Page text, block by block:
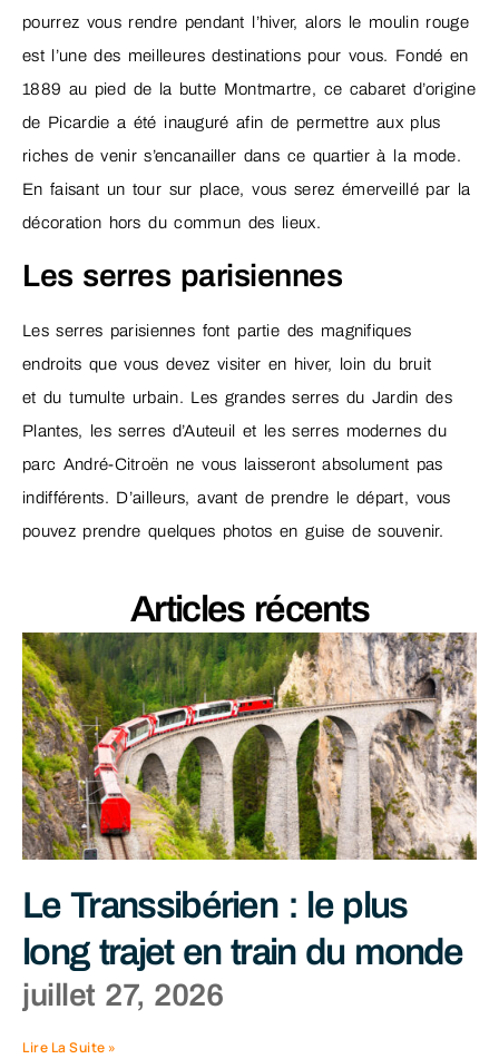
pourrez vous rendre pendant l’hiver, alors le moulin rouge
est l’une des meilleures destinations pour vous. Fondé en
1889 au pied de la butte Montmartre, ce cabaret d’origine
de Picardie a été inauguré afin de permettre aux plus
riches de venir s’encanailler dans ce quartier à la mode.
En faisant un tour sur place, vous serez émerveillé par la
décoration hors du commun des lieux.
Les serres parisiennes
Les serres parisiennes font partie des magnifiques
endroits que vous devez visiter en hiver, loin du bruit
et du tumulte urbain. Les grandes serres du Jardin des
Plantes, les serres d’Auteuil et les serres modernes du
parc André-Citroën ne vous laisseront absolument pas
indifférents. D’ailleurs, avant de prendre le départ, vous
pouvez prendre quelques photos en guise de souvenir.
Articles récents
Le Transsibérien : le plus
long trajet en train du monde
juillet 27, 2026
Lire La Suite »